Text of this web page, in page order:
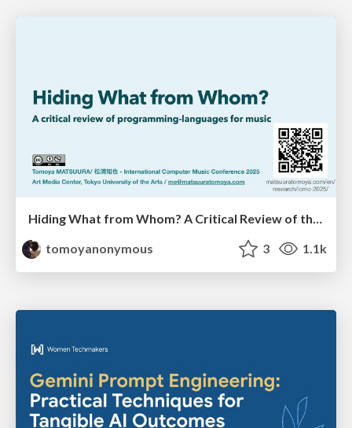
Hiding What from Whom? A Critical Review of the History of Programming languages for Music
tomoyanonymous
3 1.1k